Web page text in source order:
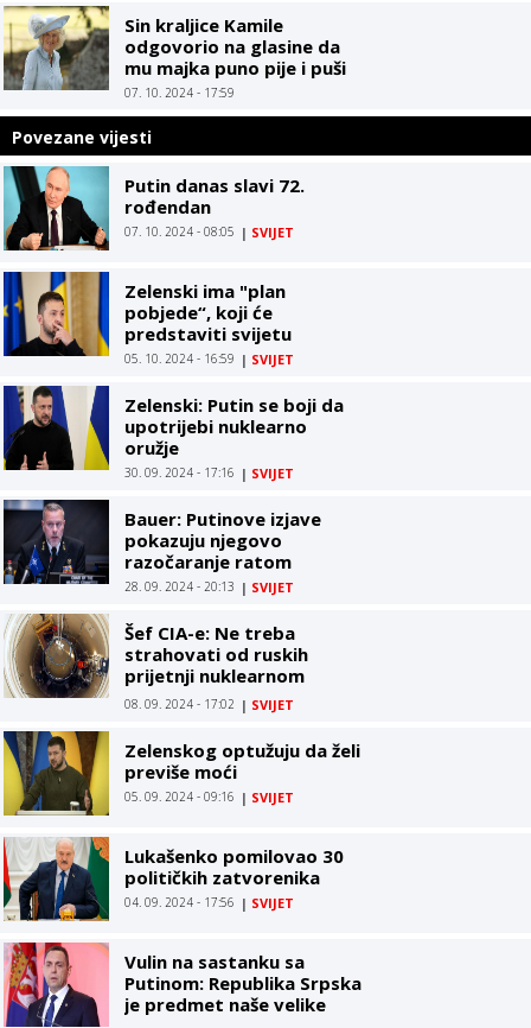
Sin kraljice Kamile
odgovorio na glasine da
mu majka puno pije i puši
07. 10. 2024 - 17:59
Povezane vijesti
Putin danas slavi 72.
rođendan
07. 10. 2024 - 08:05 | SVIJET
Zelenski ima "plan
pobjede“, koji će
predstaviti svijetu
05. 10. 2024 - 16:59 | SVIJET
Zelenski: Putin se boji da
upotrijebi nuklearno
oružje
30. 09. 2024 - 17:16 | SVIJET
Bauer: Putinove izjave
pokazuju njegovo
razočaranje ratom
28. 09. 2024 - 20:13 | SVIJET
Šef CIA-e: Ne treba
strahovati od ruskih
prijetnji nuklearnom
eskalacijom
08. 09. 2024 - 17:02 | SVIJET
Zelenskog optužuju da želi
previše moći
05. 09. 2024 - 09:16 | SVIJET
Lukašenko pomilovao 30
političkih zatvorenika
04. 09. 2024 - 17:56 | SVIJET
Vulin na sastanku sa
Putinom: Republika Srpska
je predmet naše velike